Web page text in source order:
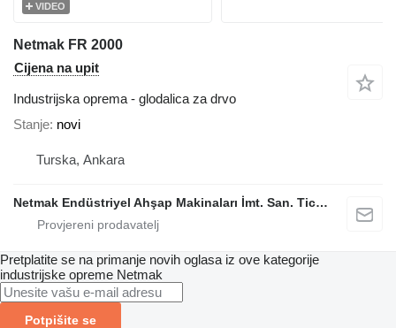
VIDEO
Netmak FR 2000
Cijena na upit
Industrijska oprema - glodalica za drvo
Stanje novi
Turska, Ankara
Netmak Endüstriyel Ahşap Makinaları İmt. San. Tic. A.Ş.
Pretplatite se na primanje novih oglasa iz ove kategorije
industrijske opreme Netmak
Potpišite se